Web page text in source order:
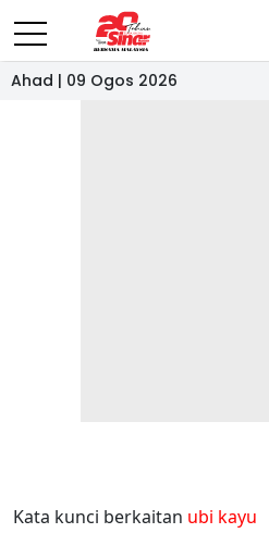
Ahad | 09 Ogos 2026
Kata kunci berkaitan ubi kayu